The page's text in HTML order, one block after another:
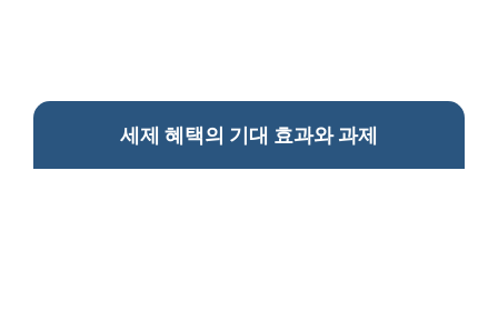
세제 혜택의 기대 효과와 과제